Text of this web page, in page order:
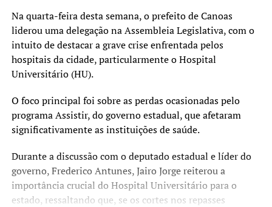
Na quarta-feira desta semana, o prefeito de Canoas
liderou uma delegação na Assembleia Legislativa, com o
intuito de destacar a grave crise enfrentada pelos
hospitais da cidade, particularmente o Hospital
Universitário (HU).
O foco principal foi sobre as perdas ocasionadas pelo
programa Assistir, do governo estadual, que afetaram
significativamente as instituições de saúde.
Durante a discussão com o deputado estadual e líder do
governo, Frederico Antunes, Jairo Jorge reiterou a
importância crucial do Hospital Universitário para o
estado, ressaltando que, se os cortes nos repasses